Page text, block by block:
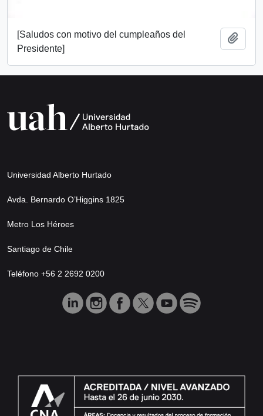
[Saludos con motivo del cumpleaños del
Presidente]
Universidad Alberto Hurtado
Avda. Bernardo O’Higgins 1825
Metro Los Héroes
Santiago de Chile
Teléfono +56 2 2692 0200